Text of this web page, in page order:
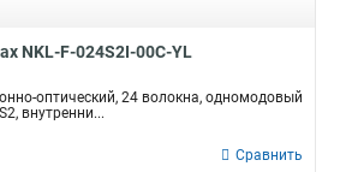
NKL-F-024S2I-00C-YL
оптический, 24 волокна, одномодовый
внутренни...
Сравнить